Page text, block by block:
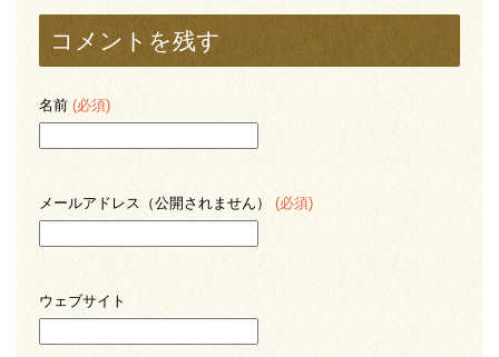
コメントを残す
名前 (必須)
メールアドレス（公開されません） (必須)
ウェブサイト